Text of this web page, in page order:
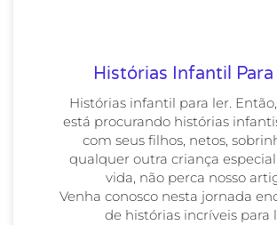
Histórias Infantil Para
Histórias infantil para ler.
está procurando histórias
com seus filhos, netos,
qualquer outra criança
vida, não perca nosso
Venha conosco nesta jornada
de histórias incríveis para